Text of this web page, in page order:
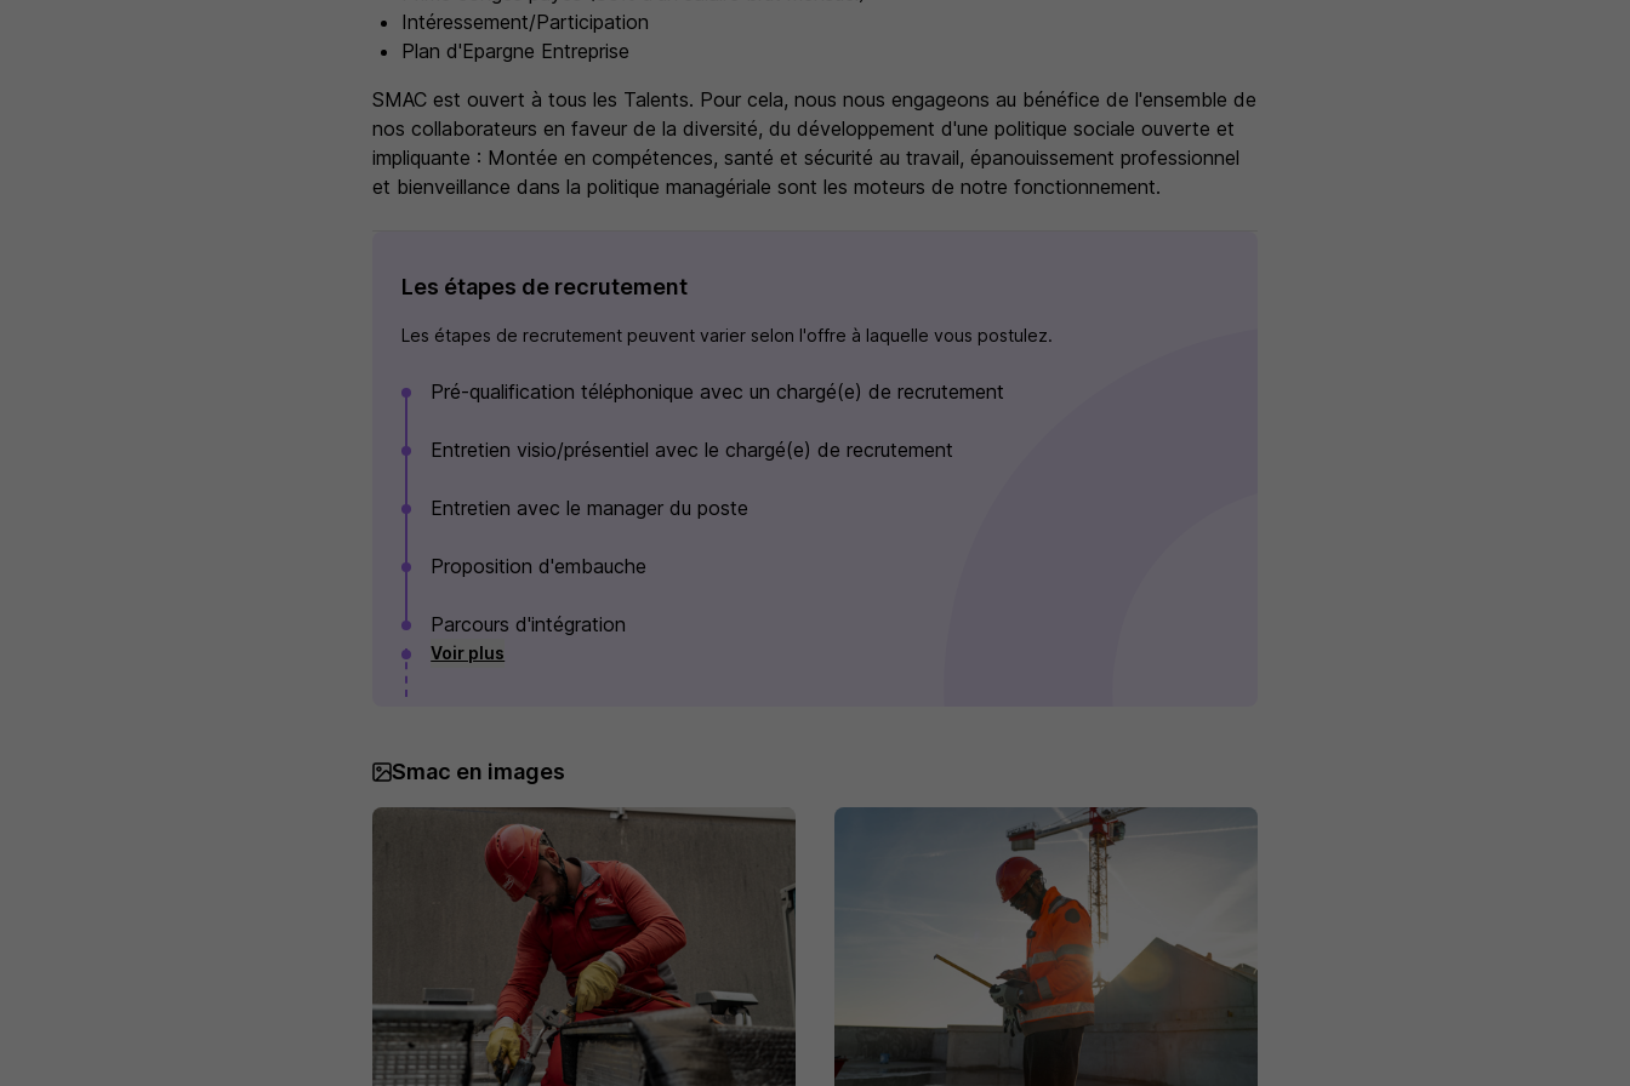
Intéressement/Participation
Plan d'Epargne Entreprise
SMAC est ouvert à tous les Talents. Pour cela, nous nous engageons au bénéfice de l'ensemble de
nos collaborateurs en faveur de la diversité, du développement d'une politique sociale ouverte et
impliquante : Montée en compétences, santé et sécurité au travail, épanouissement professionnel
et bienveillance dans la politique managériale sont les moteurs de notre fonctionnement.
Les étapes de recrutement
Les étapes de recrutement peuvent varier selon l'offre à laquelle vous postulez.
Pré-qualification téléphonique avec un chargé(e) de recrutement
Entretien visio/présentiel avec le chargé(e) de recrutement
Entretien avec le manager du poste
Proposition d'embauche
Parcours d'intégration
Voir plus
Smac en images